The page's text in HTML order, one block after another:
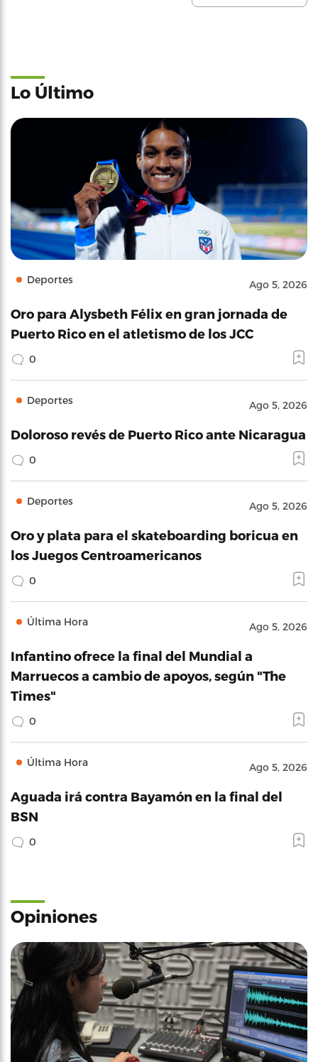
Lo Último
Deportes Ago 5, 2026
Oro para Alysbeth Félix en gran jornada de
Puerto Rico en el atletismo de los JCC
0
Deportes Ago 5, 2026
Doloroso revés de Puerto Rico ante Nicaragua
0
Deportes Ago 5, 2026
Oro y plata para el skateboarding boricua en
los Juegos Centroamericanos
0
Última Hora Ago 5, 2026
Infantino ofrece la final del Mundial a
Marruecos a cambio de apoyos, según "The
Times"
0
Última Hora Ago 5, 2026
Aguada irá contra Bayamón en la final del
BSN
0
Opiniones